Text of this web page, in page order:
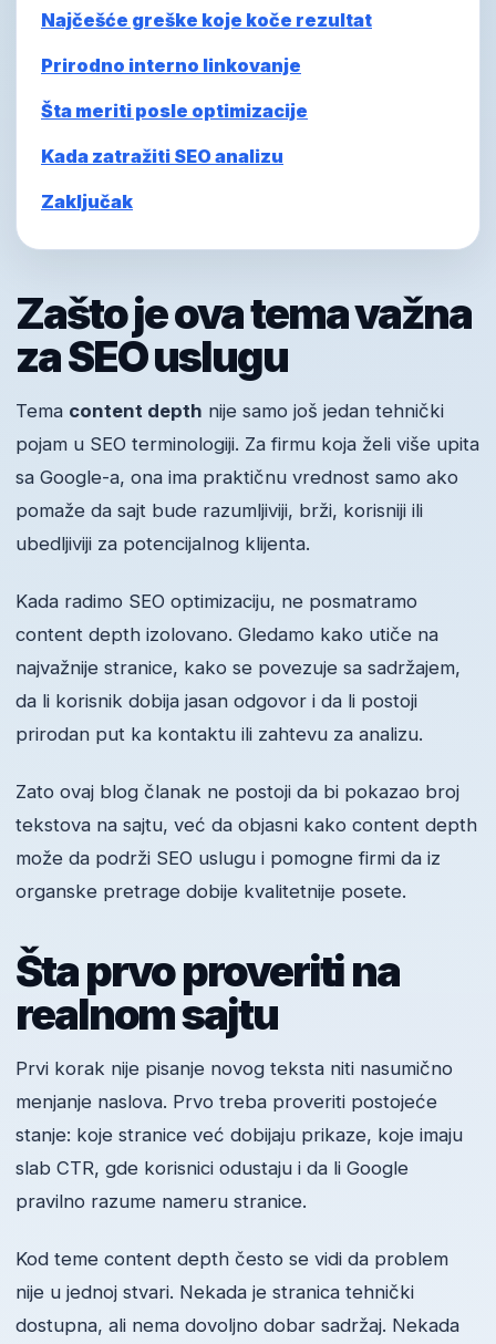
Najčešće greške koje koče rezultat
Prirodno interno linkovanje
Šta meriti posle optimizacije
Kada zatražiti SEO analizu
Zaključak
Zašto je ova tema važna
za SEO uslugu
Tema content depth nije samo još jedan tehnički
pojam u SEO terminologiji. Za firmu koja želi više upita
sa Google-a, ona ima praktičnu vrednost samo ako
pomaže da sajt bude razumljiviji, brži, korisniji ili
ubedljiviji za potencijalnog klijenta.
Kada radimo SEO optimizaciju, ne posmatramo
content depth izolovano. Gledamo kako utiče na
najvažnije stranice, kako se povezuje sa sadržajem,
da li korisnik dobija jasan odgovor i da li postoji
prirodan put ka kontaktu ili zahtevu za analizu.
Zato ovaj blog članak ne postoji da bi pokazao broj
tekstova na sajtu, već da objasni kako content depth
može da podrži SEO uslugu i pomogne firmi da iz
organske pretrage dobije kvalitetnije posete.
Šta prvo proveriti na
realnom sajtu
Prvi korak nije pisanje novog teksta niti nasumično
menjanje naslova. Prvo treba proveriti postojeće
stanje: koje stranice već dobijaju prikaze, koje imaju
slab CTR, gde korisnici odustaju i da li Google
pravilno razume nameru stranice.
Kod teme content depth često se vidi da problem
nije u jednoj stvari. Nekada je stranica tehnički
dostupna, ali nema dovoljno dobar sadržaj. Nekada